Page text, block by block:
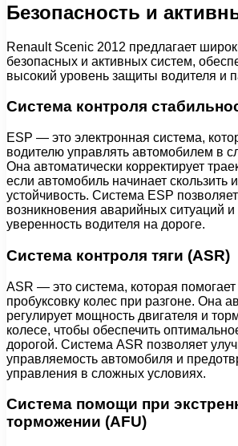
Безопасность и
Renault Scenic 2012 предлагает
безопасных и активных систем,
высокий уровень защиты водителя и
Система контроля
ESP — это электронная система,
водителю управлять автомобилем в
Она автоматически корректирует
если автомобиль начинает скользить
устойчивость. Система ESP
возникновения аварийных ситуаций
уверенность водителя на дороге.
Система контроля тяги (ASR)
ASR — это система, которая помогает
пробуксовку колес при разгоне. Она
регулирует мощность двигателя и
колесе, чтобы обеспечить
дорогой. Система ASR позволяет
управляемость автомобиля и
управления в сложных условиях.
Система помощи при
торможении (AFU)